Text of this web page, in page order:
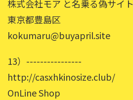
株式会社モア と名乗る偽サイト
東京都豊島区
kokumaru@buyapril.site
13）----------------
http://casxhkinosize.club/
OnLine Shop